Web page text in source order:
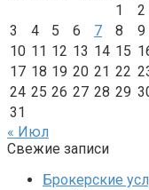
1
2
3
4 5 6 7 8
9
10 11 12 13 14 15
17 18 19 20 21 22
24 25 26 27 28 29
31
« Июл
Свежие записи
Брокерские